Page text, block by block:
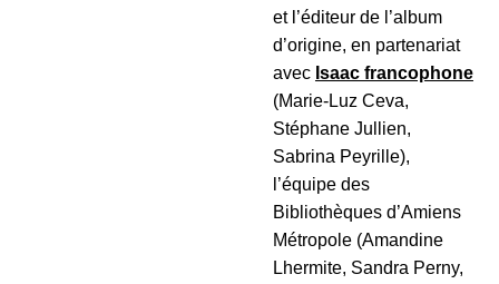
et l’éditeur de l’album
d’origine, en partenariat
avec Isaac francophone
(Marie-Luz Ceva,
Stéphane Jullien,
Sabrina Peyrille),
l’équipe des
Bibliothèques d’Amiens
Métropole (Amandine
Lhermite, Sandra Perny,